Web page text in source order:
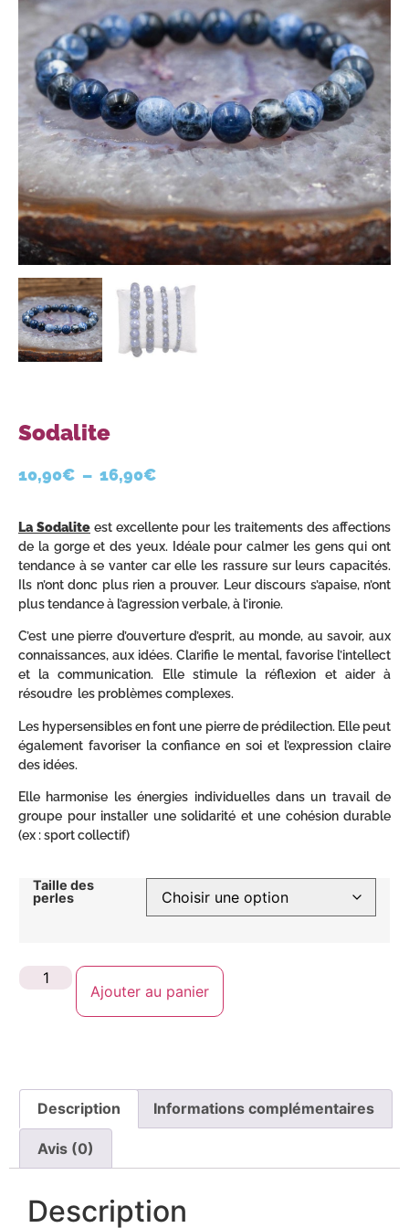
Sodalite
10,90€ – 16,90€
La Sodalite est excellente pour les traitements des affections
de la gorge et des yeux. Idéale pour calmer les gens qui ont
tendance à se vanter car elle les rassure sur leurs capacités.
Ils n’ont donc plus rien a prouver. Leur discours s’apaise, n’ont
plus tendance à l’agression verbale, à l’ironie.
C’est une pierre d’ouverture d’esprit, au monde, au savoir, aux
connaissances, aux idées. Clarifie le mental, favorise l’intellect
et la communication. Elle stimule la réflexion et aider à
résoudre les problèmes complexes.
Les hypersensibles en font une pierre de prédilection. Elle peut
également favoriser la confiance en soi et l’expression claire
des idées.
Elle harmonise les énergies individuelles dans un travail de
groupe pour installer une solidarité et une cohésion durable
(ex : sport collectif)
Taille des
perles
Ajouter au panier
Description Informations complémentaires
Avis (0)
Description